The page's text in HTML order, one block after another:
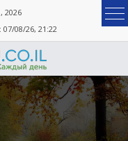
2026
08/26, 21:22